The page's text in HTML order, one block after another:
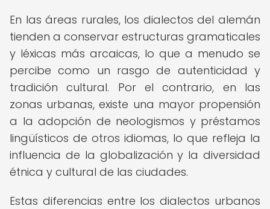
En las áreas rurales, los dialectos del alemán
tienden a conservar estructuras gramaticales
y léxicas más arcaicas, lo que a menudo se
percibe como un rasgo de autenticidad y
tradición cultural. Por el contrario, en las
zonas urbanas, existe una mayor propensión
a la adopción de neologismos y préstamos
lingüísticos de otros idiomas, lo que refleja la
influencia de la globalización y la diversidad
étnica y cultural de las ciudades.
Estas diferencias entre los dialectos urbanos